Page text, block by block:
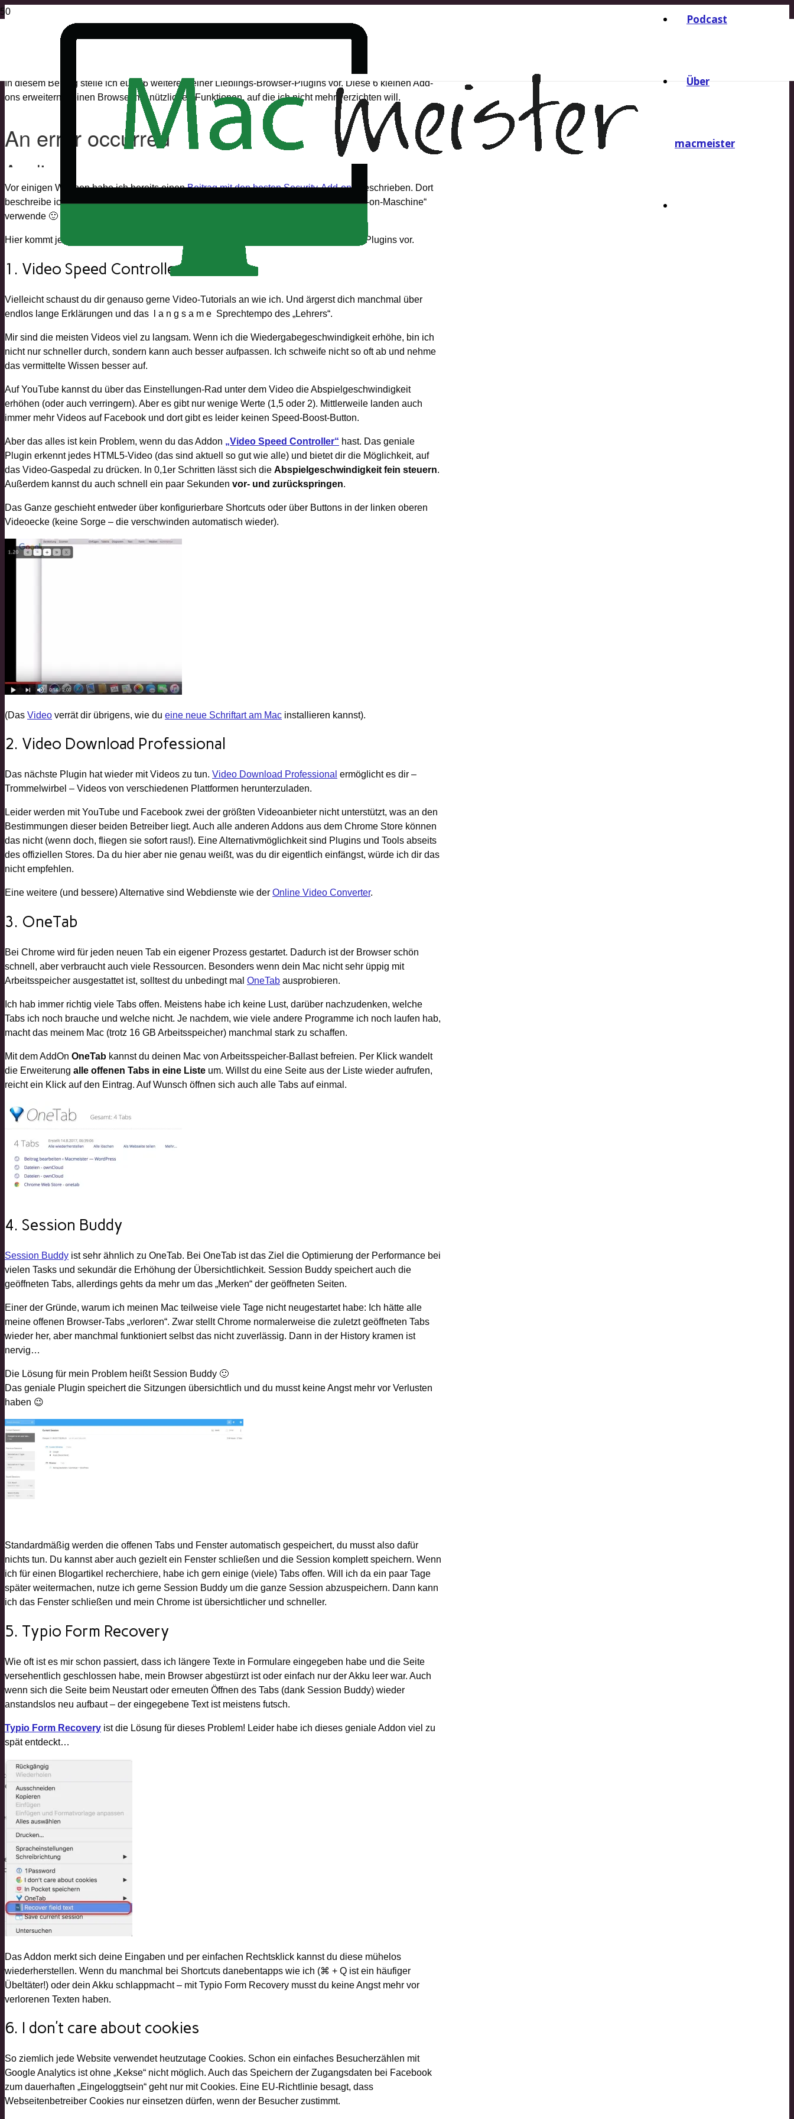
Podcast
Über
macmeister
In diesem Beitrag stelle ich euch 6 weitere meiner Lieblings-Browser-Plugins vor. Diese 6 kleinen Add-
ons erweitern meinen Browser mit nützlichen Funktionen, auf die ich nicht mehr verzichten will.
Vor einigen Wochen habe ich bereits einenBeitrag mit den besten Security-Add-ons
geschrieben. Dort
beschreibe ich auch, wie du Plugins installierst und warum ich Chrome als meine „Add-on-Maschine“
verwende 🙂
Hier kommt jetzt die Fortsetzung zu diesem Beitrag und ich stelle dir 6 weitere geniale Plugins vor.
1. Video Speed Controller
Vielleicht schaust du dir genauso gerne Video-Tutorials an wie ich. Und ärgerst dich manchmal über
endlos lange Erklärungen und das l a n g s a m e Sprechtempo des „Lehrers“.
Mir sind die meisten Videos viel zu langsam. Wenn ich die Wiedergabegeschwindigkeit erhöhe, bin ich
nicht nur schneller durch, sondern kann auch besser aufpassen. Ich schweife nicht so oft ab und nehme
das vermittelte Wissen besser auf.
Auf YouTube kannst du über das Einstellungen-Rad unter dem Video die Abspielgeschwindigkeit
erhöhen (oder auch verringern). Aber es gibt nur wenige Werte (1,5 oder 2). Mittlerweile landen auch
immer mehr Videos auf Facebook und dort gibt es leider keinen Speed-Boost-Button.
Aber das alles ist kein Problem, wenn du das Addon „Video Speed Controller“ hast. Das geniale
Plugin erkennt jedes HTML5-Video (das sind aktuell so gut wie alle) und bietet dir die Möglichkeit, auf
das Video-Gaspedal zu drücken. In 0,1er Schritten lässt sich die Abspielgeschwindigkeit fein steuern.
Außerdem kannst du auch schnell ein paar Sekunden vor- und zurückspringen.
Das Ganze geschieht entweder über konfigurierbare Shortcuts oder über Buttons in der linken oberen
Videoecke (keine Sorge – die verschwinden automatisch wieder).
(Das Video verrät dir übrigens, wie du eine neue Schriftart am Mac installieren kannst).
2. Video Download Professional
Das nächste Plugin hat wieder mit Videos zu tun. Video Download Professional ermöglicht es dir –
Trommelwirbel – Videos von verschiedenen Plattformen herunterzuladen.
Leider werden mit YouTube und Facebook zwei der größten Videoanbieter nicht unterstützt, was an den
Bestimmungen dieser beiden Betreiber liegt. Auch alle anderen Addons aus dem Chrome Store können
das nicht (wenn doch, fliegen sie sofort raus!). Eine Alternativmöglichkeit sind Plugins und Tools abseits
des offiziellen Stores. Da du hier aber nie genau weißt, was du dir eigentlich einfängst, würde ich dir das
nicht empfehlen.
Eine weitere (und bessere) Alternative sind Webdienste wie der Online Video Converter.
3. OneTab
Bei Chrome wird für jeden neuen Tab ein eigener Prozess gestartet. Dadurch ist der Browser schön
schnell, aber verbraucht auch viele Ressourcen. Besonders wenn dein Mac nicht sehr üppig mit
Arbeitsspeicher ausgestattet ist, solltest du unbedingt mal OneTab ausprobieren.
Ich hab immer richtig viele Tabs offen. Meistens habe ich keine Lust, darüber nachzudenken, welche
Tabs ich noch brauche und welche nicht. Je nachdem, wie viele andere Programme ich noch laufen hab,
macht das meinem Mac (trotz 16 GB Arbeitsspeicher) manchmal stark zu schaffen.
Mit dem AddOn OneTab kannst du deinen Mac von Arbeitsspeicher-Ballast befreien. Per Klick wandelt
die Erweiterung alle offenen Tabs in eine Liste um. Willst du eine Seite aus der Liste wieder aufrufen,
reicht ein Klick auf den Eintrag. Auf Wunsch öffnen sich auch alle Tabs auf einmal.
4. Session Buddy
Session Buddy ist sehr ähnlich zu OneTab. Bei OneTab ist das Ziel die Optimierung der Performance bei
vielen Tasks und sekundär die Erhöhung der Übersichtlichkeit. Session Buddy speichert auch die
geöffneten Tabs, allerdings gehts da mehr um das „Merken“ der geöffneten Seiten.
Einer der Gründe, warum ich meinen Mac teilweise viele Tage nicht neugestartet habe: Ich hätte alle
meine offenen Browser-Tabs „verloren“. Zwar stellt Chrome normalerweise die zuletzt geöffneten Tabs
wieder her, aber manchmal funktioniert selbst das nicht zuverlässig. Dann in der History kramen ist
nervig…
Die Lösung für mein Problem heißt Session Buddy 🙂
Das geniale Plugin speichert die Sitzungen übersichtlich und du musst keine Angst mehr vor Verlusten
haben 😉
Standardmäßig werden die offenen Tabs und Fenster automatisch gespeichert, du musst also dafür
nichts tun. Du kannst aber auch gezielt ein Fenster schließen und die Session komplett speichern. Wenn
ich für einen Blogartikel recherchiere, habe ich gern einige (viele) Tabs offen. Will ich da ein paar Tage
später weitermachen, nutze ich gerne Session Buddy um die ganze Session abzuspeichern. Dann kann
ich das Fenster schließen und mein Chrome ist übersichtlicher und schneller.
5. Typio Form Recovery
Wie oft ist es mir schon passiert, dass ich längere Texte in Formulare eingegeben habe und die Seite
versehentlich geschlossen habe, mein Browser abgestürzt ist oder einfach nur der Akku leer war. Auch
wenn sich die Seite beim Neustart oder erneuten Öffnen des Tabs (dank Session Buddy) wieder
anstandslos neu aufbaut – der eingegebene Text ist meistens futsch.
Typio Form Recovery ist die Lösung für dieses Problem! Leider habe ich dieses geniale Addon viel zu
spät entdeckt…
Das Addon merkt sich deine Eingaben und per einfachen Rechtsklick kannst du diese mühelos
wiederherstellen. Wenn du manchmal bei Shortcuts danebentapps wie ich (⌘ + Q ist ein häufiger
Übeltäter!) oder dein Akku schlappmacht – mit Typio Form Recovery musst du keine Angst mehr vor
verlorenen Texten haben.
6. I don’t care about cookies
So ziemlich jede Website verwendet heutzutage Cookies. Schon ein einfaches Besucherzählen mit
Google Analytics ist ohne „Kekse“ nicht möglich. Auch das Speichern der Zugangsdaten bei Facebook
zum dauerhaften „Eingeloggtsein“ geht nur mit Cookies. Eine EU-Richtlinie besagt, dass
Webseitenbetreiber Cookies nur einsetzen dürfen, wenn der Besucher zustimmt.